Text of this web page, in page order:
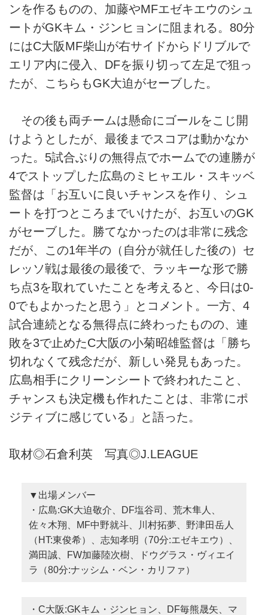
ンを作るものの、加藤やMFエゼキエウのシュ
ートがGKキム・ジンヒョンに阻まれる。80分
にはC大阪MF柴山が右サイドからドリブルで
エリア内に侵入、DFを振り切って左足で狙っ
たが、こちらもGK大迫がセーブした。
その後も両チームは懸命にゴールをこじ開
けようとしたが、最後までスコアは動かなか
った。5試合ぶりの無得点でホームでの連勝が
4でストップした広島のミヒャエル・スキッベ
監督は「お互いに良いチャンスを作り、シュ
ートを打つところまでいけたが、お互いのGK
がセーブした。勝てなかったのは非常に残念
だが、この1年半の（自分が就任した後の）セ
レッソ戦は最後の最後で、ラッキーな形で勝
ち点3を取れていたことを考えると、今日は0-
0でもよかったと思う」とコメント。一方、4
試合連続となる無得点に終わったものの、連
敗を3で止めたC大阪の小菊昭雄監督は「勝ち
切れなくて残念だが、新しい発見もあった。
広島相手にクリーンシートで終われたこと、
チャンスも決定機も作れたことは、非常にポ
ジティブに感じている」と語った。
取材◎石倉利英 写真◎J.LEAGUE
▼出場メンバー
・広島:GK大迫敬介、DF塩谷司、荒木隼人、
佐々木翔、MF中野就斗、川村拓夢、野津田岳人
（HT:東俊希）、志知孝明（70分:エゼキエウ）、
満田誠、FW加藤陸次樹、ドウグラス・ヴィエイ
ラ（80分:ナッシム・ベン・カリファ）
・C大阪:GKキム・ジンヒョン、DF毎熊晟矢、マ